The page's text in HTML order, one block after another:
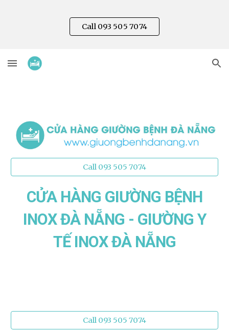
Skip to main content
Skip to navigation
Call 093 505 7074
Call 093 505 7074
CỬA HÀNG GIƯỜNG BỆNH
INOXĐÀ NẴNG - GIƯỜNG Y
TẾ INOXĐÀ NẴNG
Call 093 505 7074